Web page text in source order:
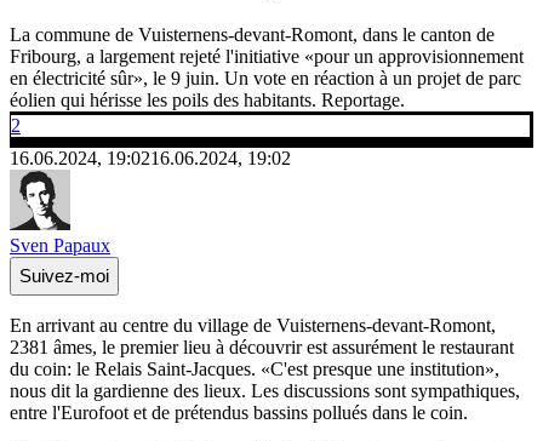
La commune de Vuisternens-devant-Romont, dans le canton de
Fribourg, a largement rejeté l'initiative «pour un approvisionnement
en électricité sûr», le 9 juin. Un vote en réaction à un projet de parc
éolien qui hérisse les poils des habitants. Reportage.
2
16.06.2024, 19:0216.06.2024, 19:02
Sven Papaux
Suivez-moi
En arrivant au centre du village de Vuisternens-devant-Romont,
2381 âmes, le premier lieu à découvrir est assurément le restaurant
du coin: le Relais Saint-Jacques. «C'est presque une institution»,
nous dit la gardienne des lieux. Les discussions sont sympathiques,
entre l'Eurofoot et de prétendus bassins pollués dans le coin.